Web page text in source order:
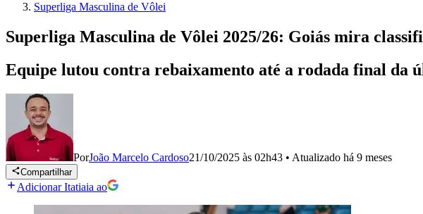
Superliga Masculina de Vôlei
Superliga Masculina de Vôlei 2025/26: Goiás mira
Equipe lutou contra rebaixamento até a rodada final da
PorJoão Marcelo Cardoso21/10/2025 às 02h43 • Atualizado há 9 meses
Compartilhar
Adicionar Itatiaia ao